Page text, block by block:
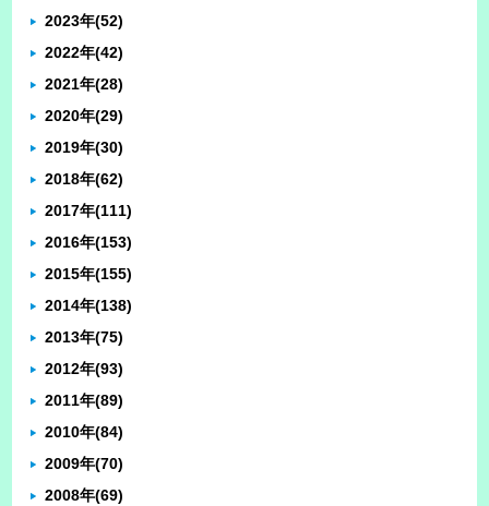
2023年(52)
2022年(42)
2021年(28)
2020年(29)
2019年(30)
2018年(62)
2017年(111)
2016年(153)
2015年(155)
2014年(138)
2013年(75)
2012年(93)
2011年(89)
2010年(84)
2009年(70)
2008年(69)